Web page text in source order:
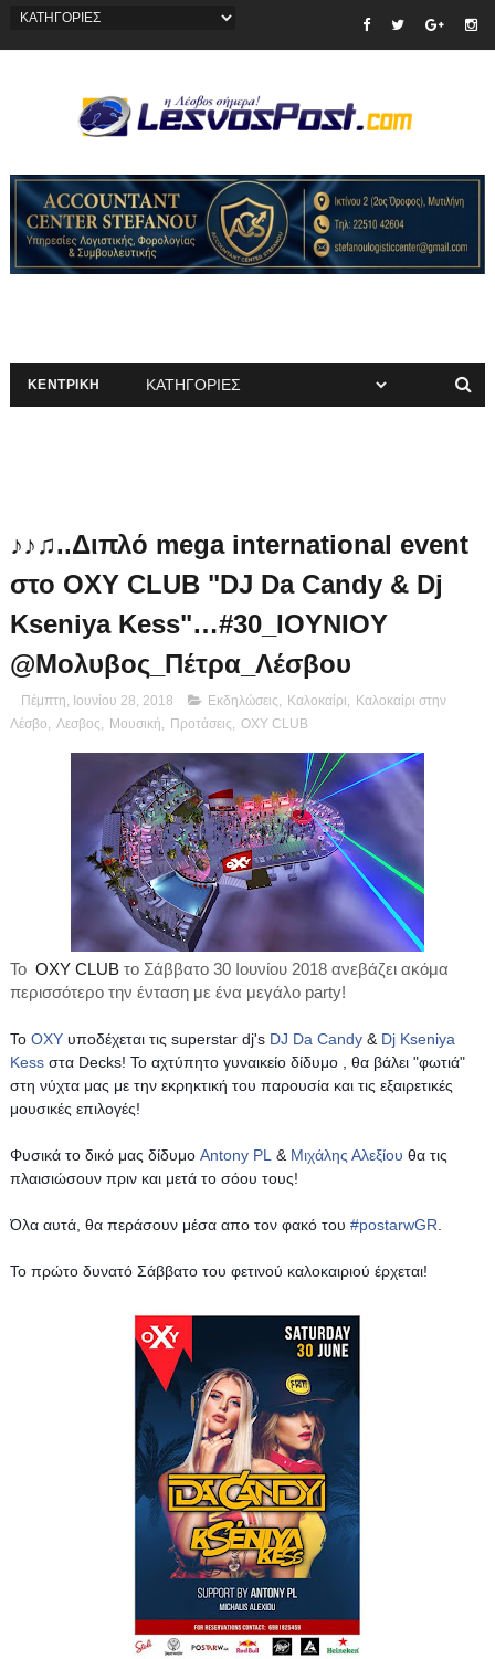
ΚΕΝΤΡΙΚΗ
♪♪♫..Διπλό mega international event
στο OXY CLUB "DJ Da Candy & Dj
Kseniya Kess"…#30_IOYNIOY
@Μολυβος_Πέτρα_Λέσβου
Πέμπτη, Ιουνίου 28, 2018 Εκδηλώσεις Καλοκαίρι
Καλοκαίρι στην
Λέσβο
Λεσβος Μουσική Προτάσεις OXY CLUB
Το OXY CLUBτο Σάββατο 30 Ιουνίου 2018 ανεβάζει ακόμα
περισσότερο την ένταση με ένα μεγάλο party!
Το OXY υποδέχεται τις superstar dj's DJ Da Candy & Dj Kseniya
Kess στα Decks! Το αχτύπητο γυναικείο δίδυμο , θα βάλει "φωτιά"
στη νύχτα μας με την εκρηκτική του παρουσία και τις εξαιρετικές
μουσικές επιλογές!
Φυσικά το δικό μας δίδυμο Antony PL & Μιχάλης Αλεξίου θα τις
πλαισιώσουν πριν και μετά το σόου τους!
Όλα αυτά, θα περάσουν μέσα απο τον φακό του #postarwGR
Το πρώτο δυνατό Σάββατο του φετινού καλοκαιριού έρχεται!